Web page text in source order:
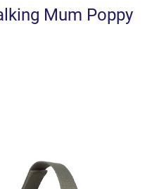
Mum Poppy